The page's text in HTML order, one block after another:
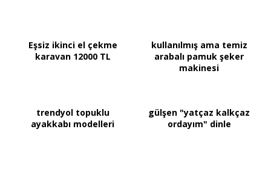
Eşsiz ikinci el çekme
karavan 12000 TL
kullanılmış ama temiz
arabalı pamuk şeker
makinesi
trendyol topuklu
ayakkabı modelleri
gülşen "yatçaz kalkçaz
ordayım" dinle